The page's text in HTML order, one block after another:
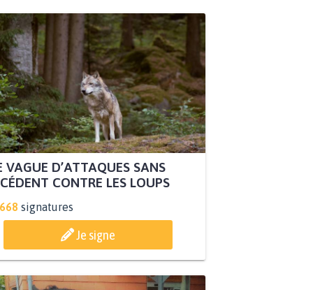
VAGUE D’ATTAQUES SANS
CONTRE LES LOUPS
signatures
Je signe